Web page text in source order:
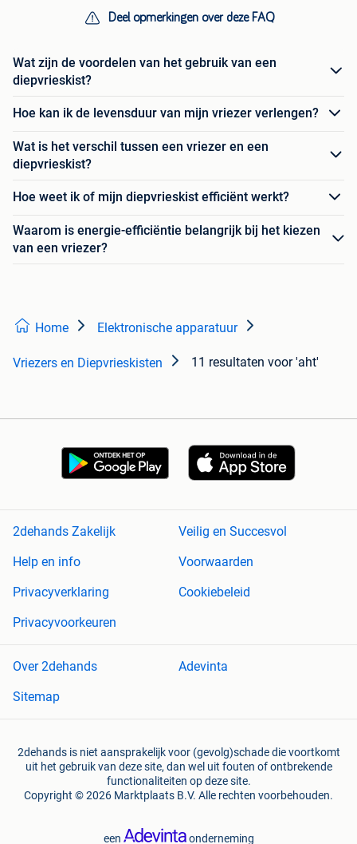
Deel opmerkingen over deze FAQ
Wat zijn de voordelen van het gebruik van een
diepvrieskist?
Hoe kan ik de levensduur van mijn vriezer verlengen?
Wat is het verschil tussen een vriezer en een
diepvrieskist?
Hoe weet ik of mijn diepvrieskist efficiënt werkt?
Waarom is energie-efficiëntie belangrijk bij het kiezen
van een vriezer?
Home Elektronische apparatuur
Vriezers en Diepvrieskisten 11 resultaten voor 'aht'
2dehands Zakelijk
Veilig en Succesvol
Help en info
Voorwaarden
Privacyverklaring
Cookiebeleid
Privacyvoorkeuren
Over 2dehands
Adevinta
Sitemap
2dehands is niet aansprakelijk voor (gevolg)schade die voortkomt
uit het gebruik van deze site, dan wel uit fouten of ontbrekende
functionaliteiten op deze site.
Copyright © 2026 Marktplaats B.V. Alle rechten voorbehouden.
een onderneming